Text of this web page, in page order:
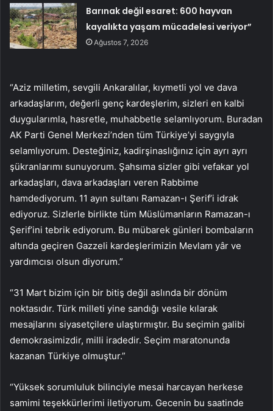
Barınak değil esaret: 600 hayvan
kayalıkta yaşam mücadelesi veriyor”
Ağustos 7, 2026
“Aziz milletim, sevgili Ankaralılar, kıymetli yol ve dava
arkadaşlarım, değerli genç kardeşlerim, sizleri en kalbi
duygularımla, hasretle, muhabbetle selamlıyorum. Buradan
AK Parti Genel Merkezi’nden tüm Türkiye’yi saygıyla
selamlıyorum. Desteğiniz, kadirşinaslığınız için ayrı ayrı
şükranlarımı sunuyorum. Şahsıma sizler gibi vefakar yol
arkadaşları, dava arkadaşları veren Rabbime
hamdediyorum. 11 ayın sultanı Ramazan-ı Şerif’i idrak
ediyoruz. Sizlerle birlikte tüm Müslümanların Ramazan-ı
Şerif’ini tebrik ediyorum. Bu mübarek günleri bombaların
altında geçiren Gazzeli kardeşlerimizin Mevlam yâr ve
yardımcısı olsun diyorum.”
“31 Mart bizim için bir bitiş değil aslında bir dönüm
noktasıdır. Türk milleti yine sandığı vesile kılarak
mesajlarını siyasetçilere ulaştırmıştır. Bu seçimin galibi
demokrasimizdir, milli iradedir. Seçim maratonunda
kazanan Türkiye olmuştur.”
“Yüksek sorumluluk bilinciyle mesai harcayan herkese
samimi teşekkürlerimi iletiyorum. Gecenin bu saatinde